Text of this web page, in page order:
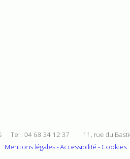
Tel : 04 68 34 12 37 11, rue du
Mentions légales - Accessibilité - Cookies